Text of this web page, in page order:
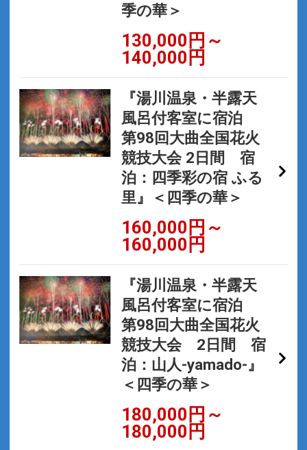
季の華＞
130,000円～
140,000円
『湯川温泉・半露天
風呂付客室に宿泊
第98回大曲全国花火
競技大会 2日間 宿
泊：四季彩の宿 ふる
里』＜四季の華＞
160,000円～
160,000円
『湯川温泉・半露天
風呂付客室に宿泊
第98回大曲全国花火
競技大会 2日間 宿
泊：山人-yamado-』
＜四季の華＞
180,000円～
180,000円